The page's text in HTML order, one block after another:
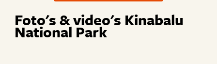
Foto's & video's Kinabalu
National Park